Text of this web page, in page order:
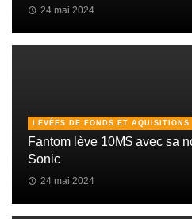
24 mai 2024
LEVÉES DE FONDS ET AQUISITIONS
Fantom lève 10M$ avec sa
Sonic
24 mai 2024